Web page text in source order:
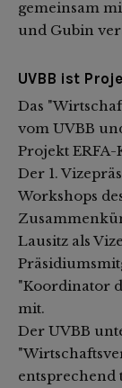
gemeinsam
und Gubin
UVBB ist
Das
vom UVBB
Projekt ERFA-
Der 1.
Workshops
Lausitz als
"Koordinator
mit.
Der UVBB
entsprechend